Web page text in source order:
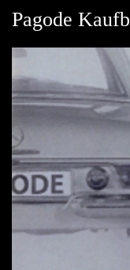
Pagode